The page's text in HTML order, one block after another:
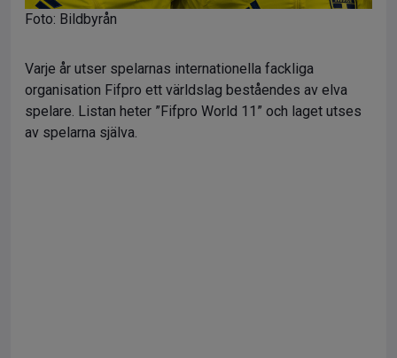
Foto: Bildbyrån
Varje år utser spelarnas internationella fackliga
organisation Fifpro ett världslag beståendes av elva
spelare. Listan heter ”Fifpro World 11” och laget utses
av spelarna själva.